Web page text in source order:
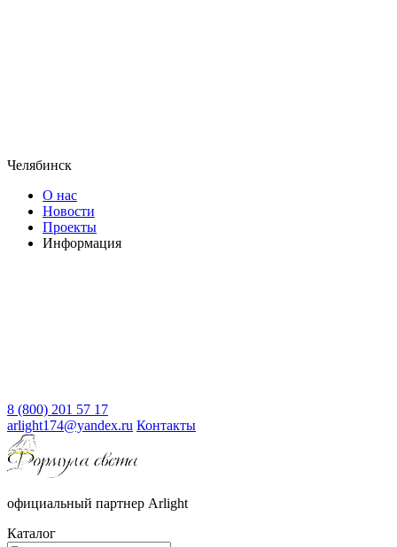
Челябинск
О нас
Новости
Проекты
Информация
8 (800) 201 57 17
arlight174@yandex.ru Контакты
официальный партнер Arlight
Каталог